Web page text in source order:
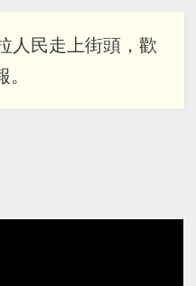
人民走上街頭，歡